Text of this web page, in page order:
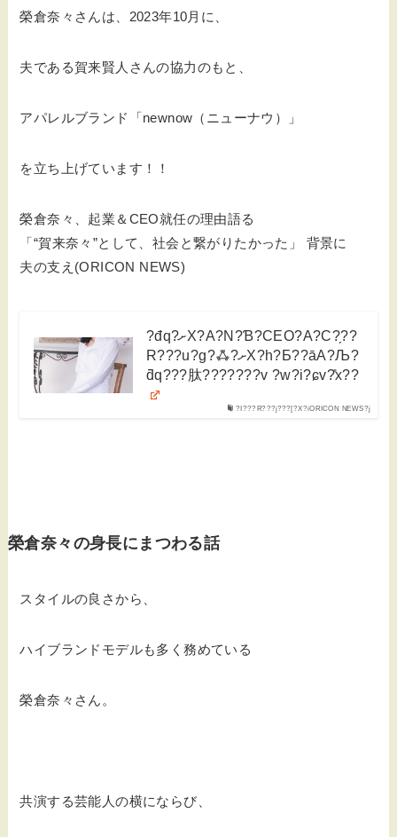
榮倉奈々さんは、2023年10月に、
夫である賀来賢人さんの協力のもと、
アパレルブランド「newnow（ニューナウ）」
を立ち上げています！！
榮倉奈々、起業＆CEO就任の理由語る
「“賀来奈々”として、社会と繋がりたかった」 背景に
夫の支え(ORICON NEWS)
?I???R???j???[?X?iORICON NEWS?j
?đq?ށX?A?N?Ɓ?CEO?A?C?̗??
R???u?g?ꗈ?ށX?h?Ƃ??āA?Љ?
ƌq???肽???????v ?w?i?ɕv?̎x??
榮倉奈々の身長にまつわる話
スタイルの良さから、
ハイブランドモデルも多く務めている
榮倉奈々さん。
共演する芸能人の横にならび、